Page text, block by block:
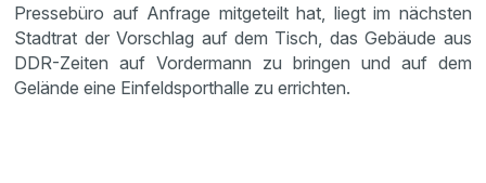
Pressebüro auf Anfrage mitgeteilt hat, liegt im nächsten
Stadtrat der Vorschlag auf dem Tisch, das Gebäude aus
DDR-Zeiten auf Vordermann zu bringen und auf dem
Gelände eine Einfeldsporthalle zu errichten.